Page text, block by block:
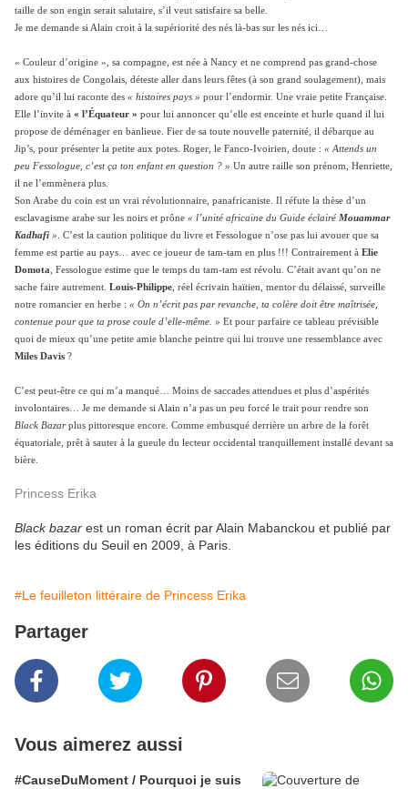
taille de son engin serait salutaire, s’il veut satisfaire sa belle.
Je me demande si Alain croit à la supériorité des nés là-bas sur les nés ici…
« Couleur d’origine », sa compagne, est née à Nancy et ne comprend pas grand-chose
aux histoires de Congolais, déteste aller dans leurs fêtes (à son grand soulagement), mais
adore qu’il lui raconte des « histoires pays » pour l’endormir. Une vraie petite Française.
Elle l’invite à « l’Équateur » pour lui annoncer qu’elle est enceinte et hurle quand il lui
propose de déménager en banlieue. Fier de sa toute nouvelle paternité, il débarque au
Jip’s, pour présenter la petite aux potes. Roger, le Fanco-Ivoirien, doute : « Attends un
peu Fessologue, c’est ça ton enfant en question ? » Un autre raille son prénom, Henriette,
il ne l’emmènera plus.
Son Arabe du coin est un vrai révolutionnaire, panafricaniste. Il réfute la thèse d’un
esclavagisme arabe sur les noirs et prône « l’unité africaine du Guide éclairé Mouammar
Kadhafi » . C’est la caution politique du livre et Fessologue n’ose pas lui avouer que sa
femme est partie au pays… avec ce joueur de tam-tam en plus !!! Contrairement à Elie
Domota , Fessologue estime que le temps du tam-tam est révolu. C’était avant qu’on ne
sache faire autrement. Louis-Philippe , réel écrivain haïtien, mentor du délaissé, surveille
notre romancier en herbe : « On n’écrit pas par revanche, ta colère doit être maîtrisée,
contenue pour que ta prose coule d’elle-même. » Et pour parfaire ce tableau prévisible
quoi de mieux qu’une petite amie blanche peintre qui lui trouve une ressemblance avec
Miles Davis ?
C’est peut-être ce qui m’a manqué… Moins de saccades attendues et plus d’aspérités
involontaires… Je me demande si Alain n’a pas un peu forcé le trait pour rendre son
Black Bazarplus pittoresque encore. Comme embusqué derrière un arbre de la forêt
équatoriale, prêt à sauter à la gueule du lecteur occidental tranquillement installé devant sa
bière.
Princess Erika
Black bazar est un roman écrit par Alain Mabanckou et publié par
les éditions du Seuil en 2009, à Paris.
#Le feuilleton littéraire de Princess Erika
Partager
Vous aimerez aussi
#CauseDuMoment / Pourquoi je suis